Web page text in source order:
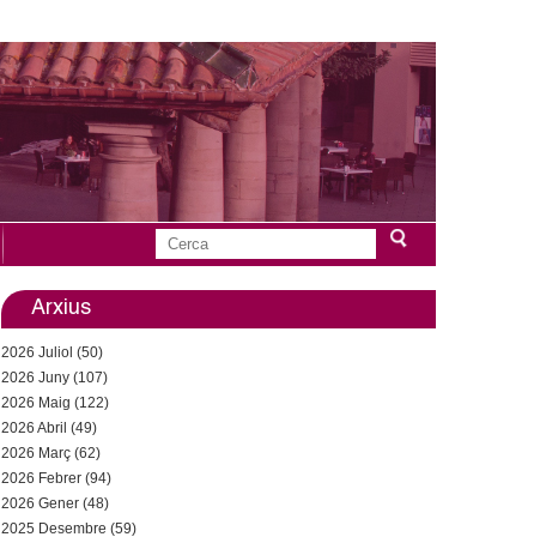
F
e
c
Arxius
2026 Juliol (50)
2026 Juny (107)
2026 Maig (122)
2026 Abril (49)
2026 Març (62)
2026 Febrer (94)
2026 Gener (48)
2025 Desembre (59)